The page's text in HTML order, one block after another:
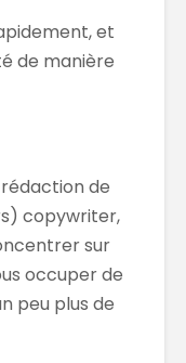
et
de manière
de
copywriter,
sur
occuper de
peu plus de